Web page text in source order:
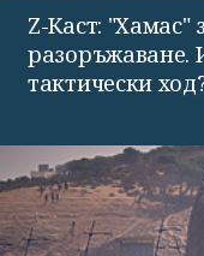
Z-Каст: "Хамас"
разоръжаване.
тактически